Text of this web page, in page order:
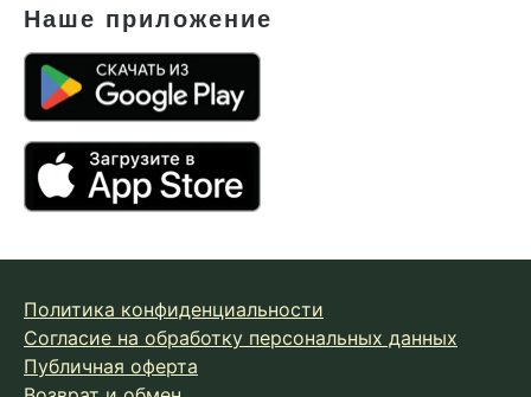
Наше приложение
Политика конфиденциальности
Согласие на обработку персональных данных
Публичная оферта